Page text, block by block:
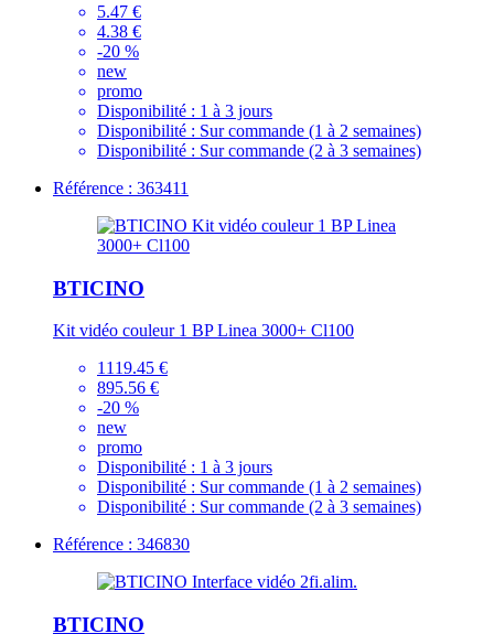
5.47 €
4.38 €
-20 %
new
promo
Disponibilité : 1 à 3 jours
Disponibilité : Sur commande (1 à 2 semaines)
Disponibilité : Sur commande (2 à 3 semaines)
Référence : 363411
BTICINO
Kit vidéo couleur 1 BP Linea 3000+ Cl100
1119.45 €
895.56 €
-20 %
new
promo
Disponibilité : 1 à 3 jours
Disponibilité : Sur commande (1 à 2 semaines)
Disponibilité : Sur commande (2 à 3 semaines)
Référence : 346830
BTICINO